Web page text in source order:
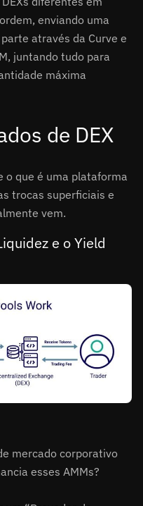
enviando uma
através da Curve e
juntando tudo para
máxima
de DEX
o que é uma plataforma
trocas superficiais e
vem.
e o Yield
mercado corporativo
esses AMMs?